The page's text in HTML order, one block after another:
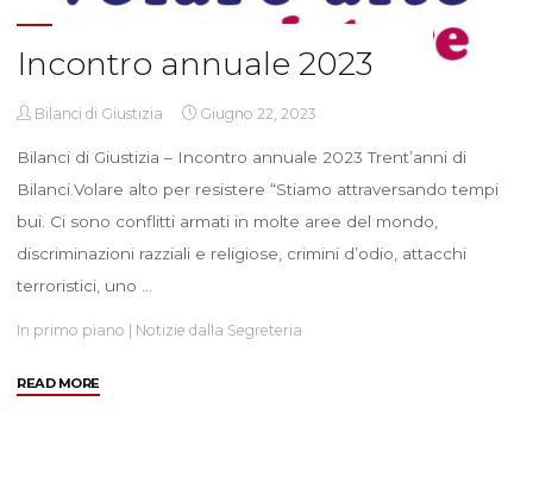
Incontro annuale 2023
Bilanci di Giustizia Giugno 22, 2023
Bilanci di Giustizia – Incontro annuale 2023 Trent’anni di
Bilanci.Volare alto per resistere “Stiamo attraversando tempi
bui. Ci sono conflitti armati in molte aree del mondo,
discriminazioni razziali e religiose, crimini d’odio, attacchi
terroristici, uno …
In primo piano | Notizie dalla Segreteria
READ MORE"Incontro